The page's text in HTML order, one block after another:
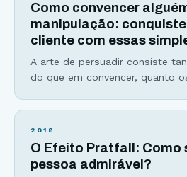
você que a persuasão é
Como convencer
manipulação: conquiste
cliente com essas
A arte de persuadir consiste
do que em convencer, quanto
convencer alguém sem usar
manipulação são apenas
tarefa
2018
O Efeito Pratfall: Como
pessoa admirável?